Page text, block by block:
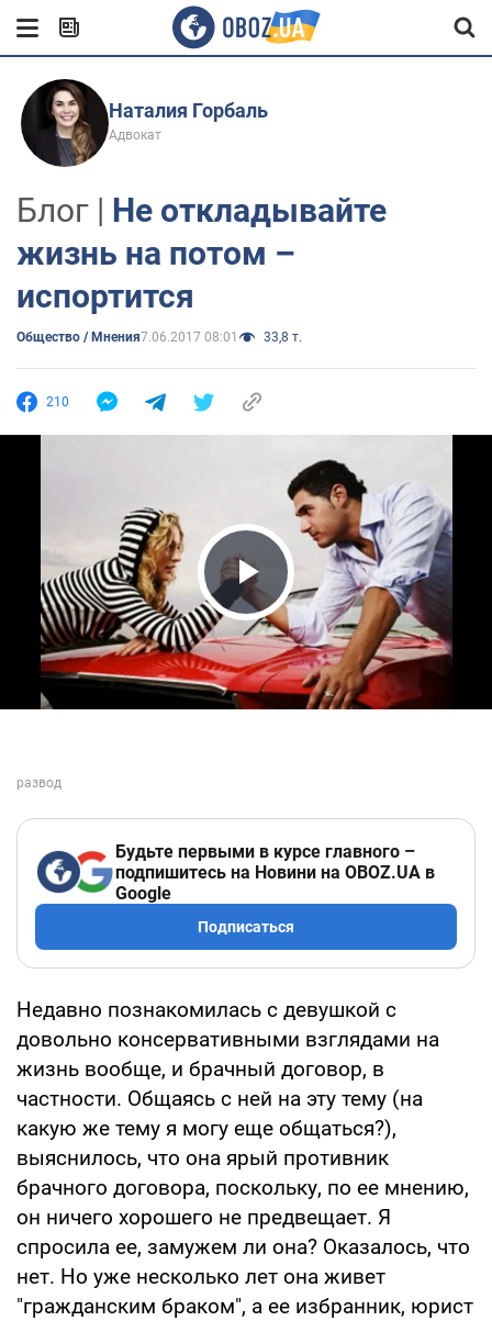
Наталия Горбаль
Адвокат
Блог | Не откладывайте
жизнь на потом –
испортится
Общество / Мнения7.06.2017 08:01 33,8 т.
210
Play Video
Будьте первыми в курсе главного –
подпишитесь на Новини на OBOZ.UA в
Google
Подписаться
Недавно познакомилась с девушкой с
довольно консервативными взглядами на
жизнь вообще, и брачный договор, в
частности. Общаясь с ней на эту тему (на
какую же тему я могу еще общаться?),
выяснилось, что она ярый противник
брачного договора, поскольку, по ее мнению,
он ничего хорошего не предвещает. Я
спросила ее, замужем ли она? Оказалось, что
нет. Но уже несколько лет она живет
"гражданским браком", а ее избранник, юрист